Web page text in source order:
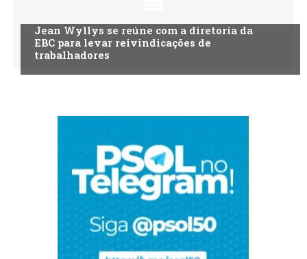
Jean Wyllys se reúne com a diretoria da
EBC para levar reivindicações de
trabalhadores